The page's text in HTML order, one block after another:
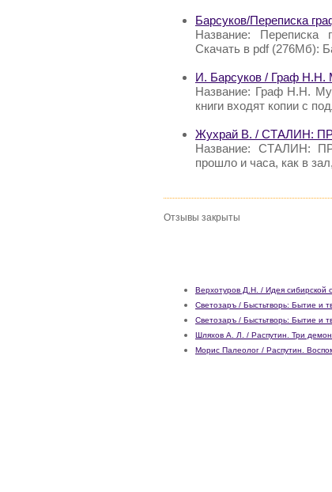
Барсуков/Переписка
Название: Переписка
Скачать в pdf (276Мб):
И. Барсуков / Граф Н.Н.
Название: Граф Н.Н.
книги входят копии с
Жухрай В. / СТАЛИН:
Название: СТАЛИН:
прошло и часа, как в
Отзывы закрыты
Верхотуров Д.Н. / Идея сибирской
Светозаръ / Быстьтворь: Бытие и
Светозаръ / Быстьтворь: Бытие и
Шляхов А. Л. / Распутин. Три
Морис Палеолог / Распутин.